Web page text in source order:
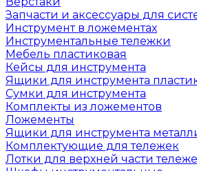
Запчасти и аксессуары для
Инструмент в ложементах
Инструментальные тележки
Мебель пластиковая
Кейсы для инструмента
Ящики для инструмента
Сумки для инструмента
Комплекты из ложементов
Ложементы
Ящики для инструмента
Комплектующие для тележек
Лотки для верхней части